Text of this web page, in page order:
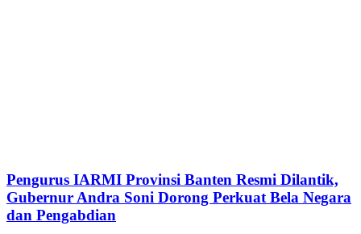
Pengurus IARMI Provinsi Banten Resmi Dilantik,
Gubernur Andra Soni Dorong Perkuat Bela Negara
dan Pengabdian